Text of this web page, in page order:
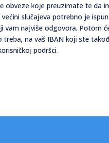
koje preuzimate te da
slučajeva potrebno je
najviše odgovora. Potom
na vaš IBAN koji ste
podršci.